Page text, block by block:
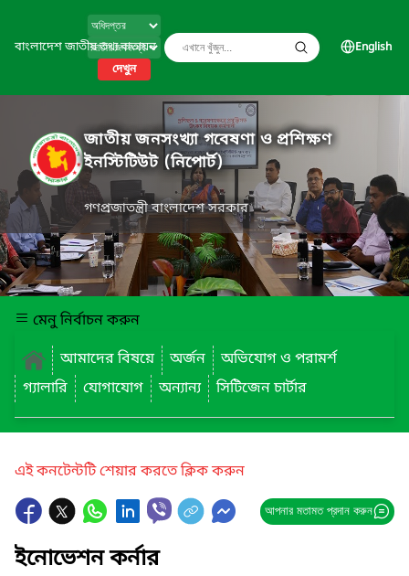
বাংলাদেশ জাতীয় তথ্য বাতায়ন
দেখুন
English
জাতীয় জনসংখ্যা গবেষণা ও প্রশিক্ষণ
ইনস্টিটিউট (নিপোর্ট)
গণপ্রজাতন্ত্রী বাংলাদেশ সরকার
মেনু নির্বাচন করুন
আমাদের বিষয়ে
অর্জন
অভিযোগ ও পরামর্শ
গ্যালারি
যোগাযোগ অন্যান্য সিটিজেন চার্টার
এই কনটেন্টটি শেয়ার করতে ক্লিক করুন
আপনার মতামত প্রদান করুন
ইনোভেশন কর্নার